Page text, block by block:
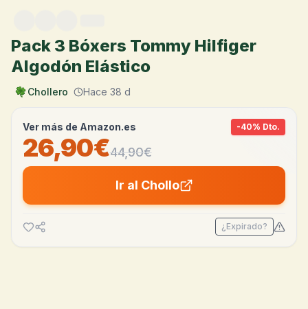
Pack 3 Bóxers Tommy Hilfiger
Algodón Elástico
Chollero Hace 38 d
Ver más de Amazon.es -40% Dto.
26,90€44,90€
Ir al Chollo
¿Expirado?